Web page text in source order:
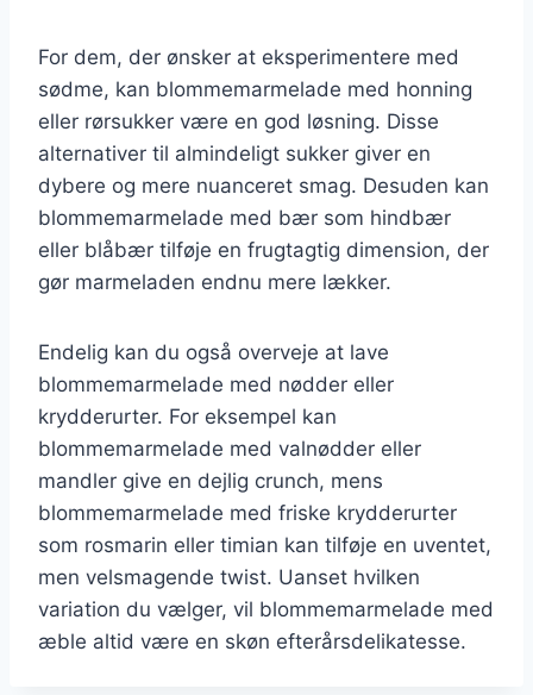
For dem, der ønsker at eksperimentere med
sødme, kan blommemarmelade med honning
eller rørsukker være en god løsning. Disse
alternativer til almindeligt sukker giver en
dybere og mere nuanceret smag. Desuden kan
blommemarmelade med bær som hindbær
eller blåbær tilføje en frugtagtig dimension, der
gør marmeladen endnu mere lækker.
Endelig kan du også overveje at lave
blommemarmelade med nødder eller
krydderurter. For eksempel kan
blommemarmelade med valnødder eller
mandler give en dejlig crunch, mens
blommemarmelade med friske krydderurter
som rosmarin eller timian kan tilføje en uventet,
men velsmagende twist. Uanset hvilken
variation du vælger, vil blommemarmelade med
æble altid være en skøn efterårsdelikatesse.